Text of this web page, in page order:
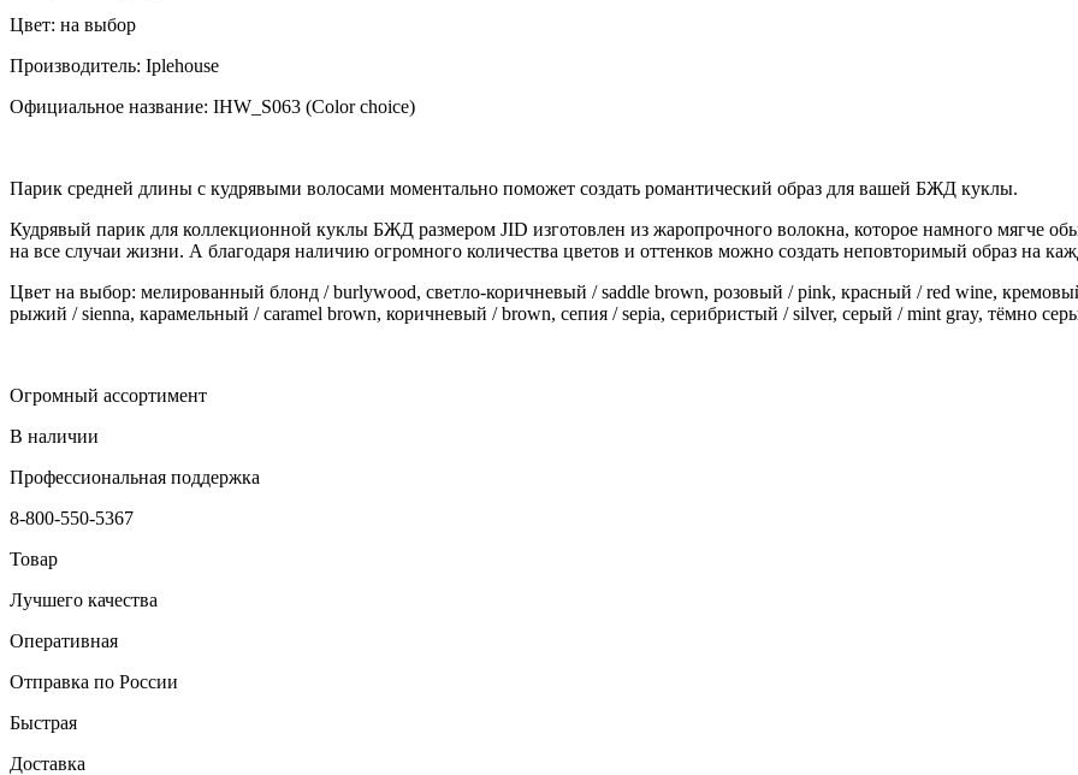
Цвет: на выбор
Производитель: Iplehouse
Официальное название: IHW_S063 (Color choice)
Парик средней длины с кудрявыми волосами моментально поможет создать романтический образ для вашей БЖД куклы.
Кудрявый парик для коллекционной куклы БЖД размером JID изготовлен из жаропрочного волокна, которое намного мягче
на все случаи жизни. А благодаря наличию огромного количества цветов и оттенков можно создать неповторимый образ на
Цвет на выбор: мелированный блонд / burlywood, светло-коричневый / saddle brown, розовый / pink, красный / red wine,
рыжий / sienna, карамельный / caramel brown, коричневый / brown, сепия / sepia, серибристый / silver, серый / mint gray, тёмно
Огромный ассортимент
В наличии
Профессиональная поддержка
8-800-550-5367
Товар
Лучшего качества
Оперативная
Отправка по России
Быстрая
Доставка